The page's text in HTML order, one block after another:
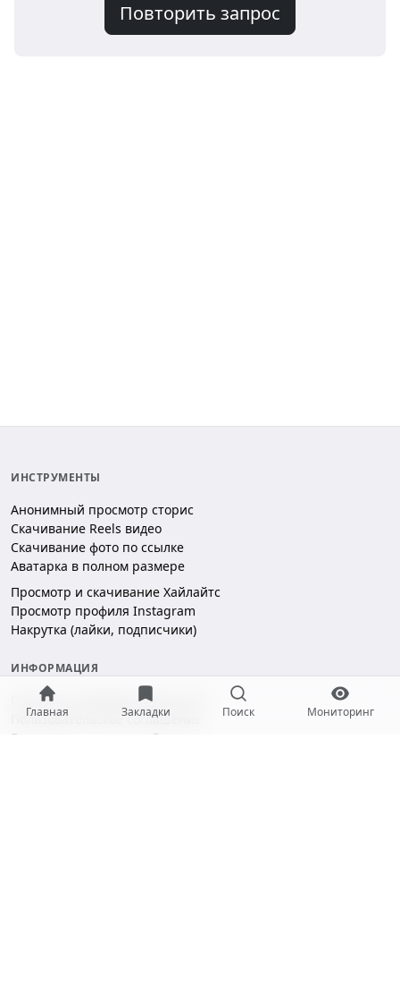
Главная Закладки Поиск Мониторинг
Повторить запрос
ИНСТРУМЕНТЫ
Анонимный просмотр сторис
Скачивание Reels видео
Скачивание фото по ссылке
Аватарка в полном размере
Просмотр и скачивание Хайлайтс
Просмотр профиля Instagram
Накрутка (лайки, подписчики)
ИНФОРМАЦИЯ
Политика конфиденциальности
Пользовательское соглашение
Безопасность платежей